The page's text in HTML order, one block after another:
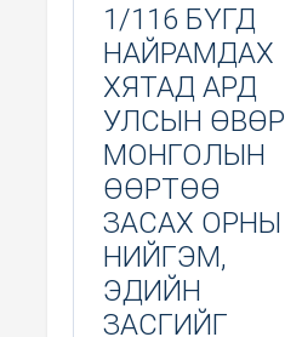
1/116 БҮГД
НАЙРАМДАХ
ХЯТАД АРД
УЛСЫН ӨВӨР
МОНГОЛЫН
ӨӨРТӨӨ
ЗАСАХ ОРНЫ
НИЙГЭМ,
ЭДИЙН
ЗАСГИЙГ